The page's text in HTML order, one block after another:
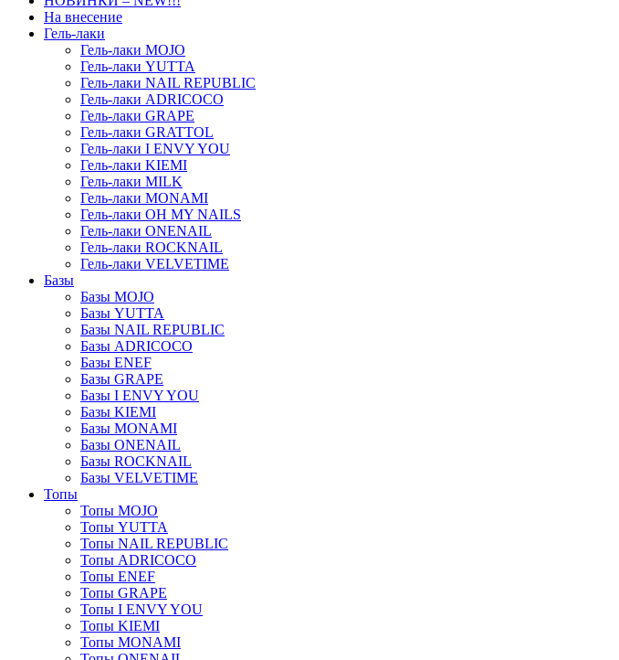
На внесение
Гель-лаки
Гель-лаки MOJO
Гель-лаки YUTTA
Гель-лаки NAIL REPUBLIC
Гель-лаки ADRICOCO
Гель-лаки GRAPE
Гель-лаки GRATTOL
Гель-лаки I ENVY YOU
Гель-лаки KIEMI
Гель-лаки MILK
Гель-лаки MONAMI
Гель-лаки OH MY NAILS
Гель-лаки ONENAIL
Гель-лаки ROCKNAIL
Гель-лаки VELVETIME
Базы
Базы MOJO
Базы YUTTA
Базы NAIL REPUBLIC
Базы ADRICOCO
Базы ENEF
Базы GRAPE
Базы I ENVY YOU
Базы KIEMI
Базы MONAMI
Базы ONENAIL
Базы ROCKNAIL
Базы VELVETIME
Топы
Топы MOJO
Топы YUTTA
Топы NAIL REPUBLIC
Топы ADRICOCO
Топы ENEF
Топы GRAPE
Топы I ENVY YOU
Топы KIEMI
Топы MONAMI